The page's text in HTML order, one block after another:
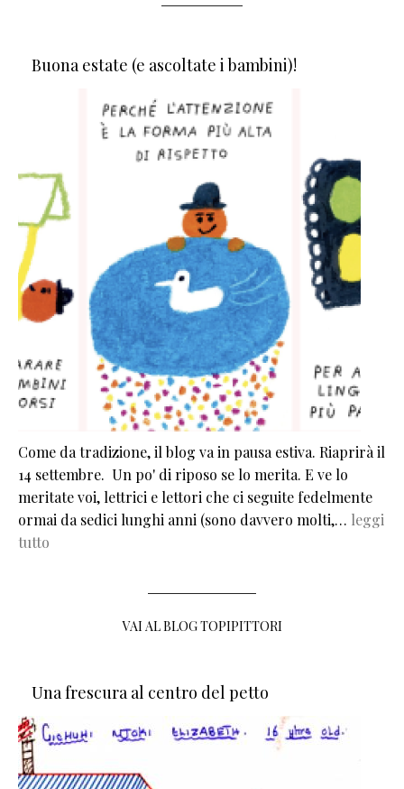
Buona estate (e ascoltate i bambini)!
Come da tradizione, il blog va in pausa estiva. Riaprirà il
14 settembre. Un po' di riposo se lo merita. E ve lo
meritate voi, lettrici e lettori che ci seguite fedelmente
ormai da sedici lunghi anni (sono davvero molti,… leggi
tutto
VAI AL BLOG TOPIPITTORI
Una frescura al centro del petto